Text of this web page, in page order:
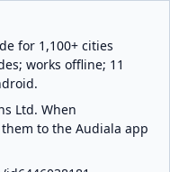
for 1,100+ cities
works offline; 11
Ltd. When
to the Audiala app